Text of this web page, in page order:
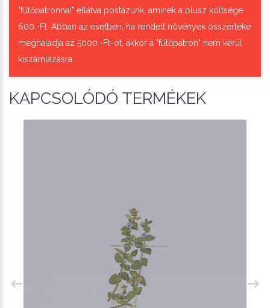
"fűtőpatronnal" ellátva postázunk, aminek a plusz költsége
600.-Ft. Abban az esetben, ha rendelt növények összértéke
meghaladja az 5000.-Ft-ot, akkor a "fűtőpatron" nem kerül
kiszámlázásra.
KAPCSOLÓDÓ TERMÉKEK